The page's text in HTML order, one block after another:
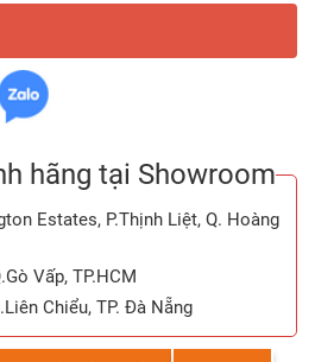
hãng tại Showroom
Estates, P.Thịnh Liệt, Q. Hoàng
Vấp, TP.HCM
Chiểu, TP. Đà Nẵng